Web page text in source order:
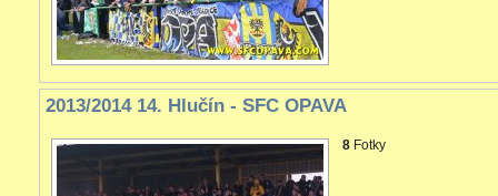
2013/2014 14. Hlučín - SFC OPAVA
8 Fotky